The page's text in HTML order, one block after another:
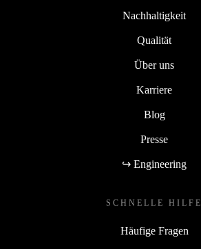
Nachhaltigkeit
Qualität
Über uns
Karriere
Blog
Presse
↪ Engineering
SCHNELLE HILFE
Häufige Fragen